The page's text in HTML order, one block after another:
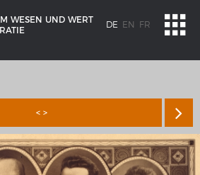
WESEN UND WERT
DE EN FR
< >